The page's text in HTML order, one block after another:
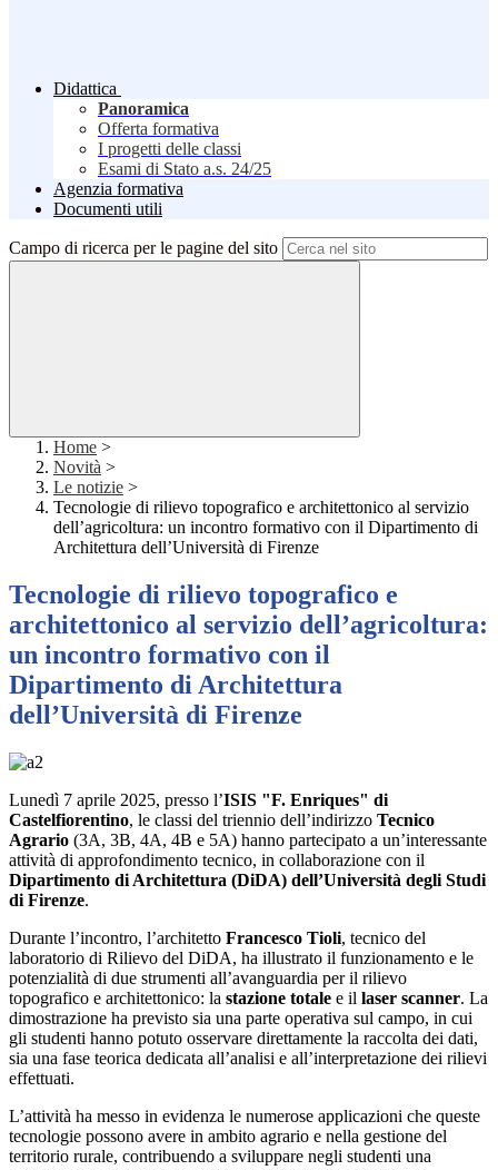
Didattica
Panoramica
Offerta formativa
I progetti delle classi
Esami di Stato a.s. 24/25
Agenzia formativa
Documenti utili
Campo di ricerca per le pagine del sito
Home >
Novità >
Le notizie >
Tecnologie di rilievo topografico e architettonico al servizio
dell’agricoltura: un incontro formativo con il Dipartimento di
Architettura dell’Università di Firenze
Tecnologie di rilievo topografico e
architettonico al servizio dell’agricoltura:
un incontro formativo con il
Dipartimento di Architettura
dell’Università di Firenze
Lunedì 7 aprile 2025, presso l’ISIS "F. Enriques" di
Castelfiorentino, le classi del triennio dell’indirizzo Tecnico
Agrario (3A, 3B, 4A, 4B e 5A) hanno partecipato a un’interessante
attività di approfondimento tecnico, in collaborazione con il
Dipartimento di Architettura (DiDA) dell’Università degli Studi
di Firenze.
Durante l’incontro, l’architetto Francesco Tioli, tecnico del
laboratorio di Rilievo del DiDA, ha illustrato il funzionamento e le
potenzialità di due strumenti all’avanguardia per il rilievo
topografico e architettonico: la stazione totale e il laser scanner. La
dimostrazione ha previsto sia una parte operativa sul campo, in cui
gli studenti hanno potuto osservare direttamente la raccolta dei dati,
sia una fase teorica dedicata all’analisi e all’interpretazione dei rilievi
effettuati.
L’attività ha messo in evidenza le numerose applicazioni che queste
tecnologie possono avere in ambito agrario e nella gestione del
territorio rurale, contribuendo a sviluppare negli studenti una